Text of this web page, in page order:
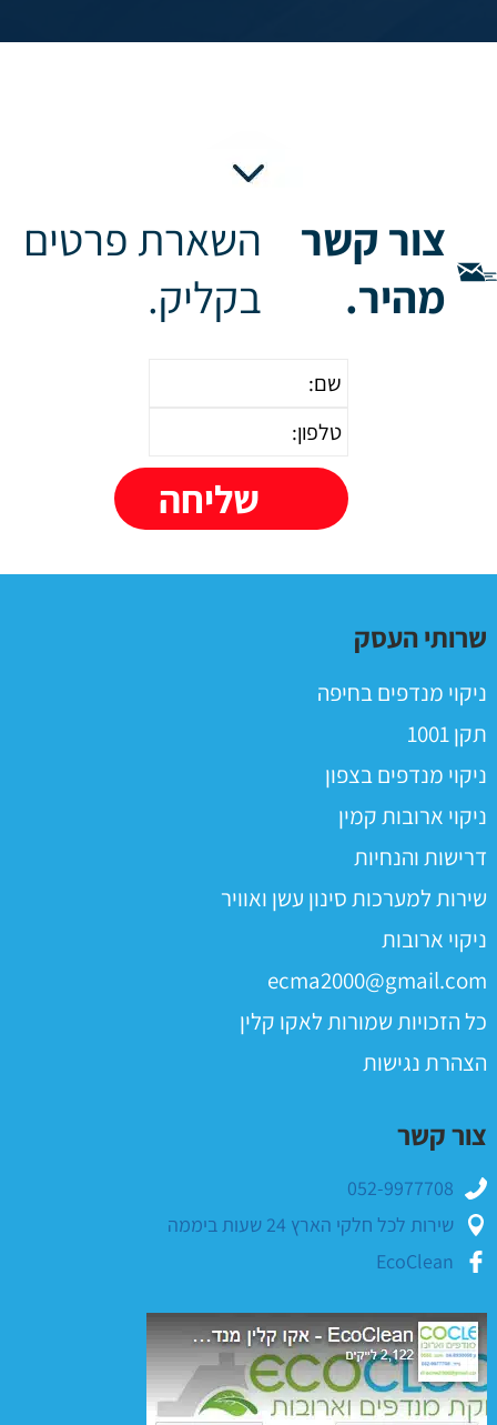
צור קשר
מהיר.
השארת פרטים
בקליק.
שרותי העסק
ניקוי מנדפים בחיפה
תקן 1001
ניקוי מנדפים בצפון
ניקוי ארובות קמין
דרישות והנחיות
שירות למערכות סינון עשן ואוויר
ניקוי ארובות
ecma2000@gmail.com
כל הזכויות שמורות לאקו קלין
הצהרת נגישות
צור קשר
052-9977708
שירות לכל חלקי הארץ 24 שעות ביממה
EcoClean